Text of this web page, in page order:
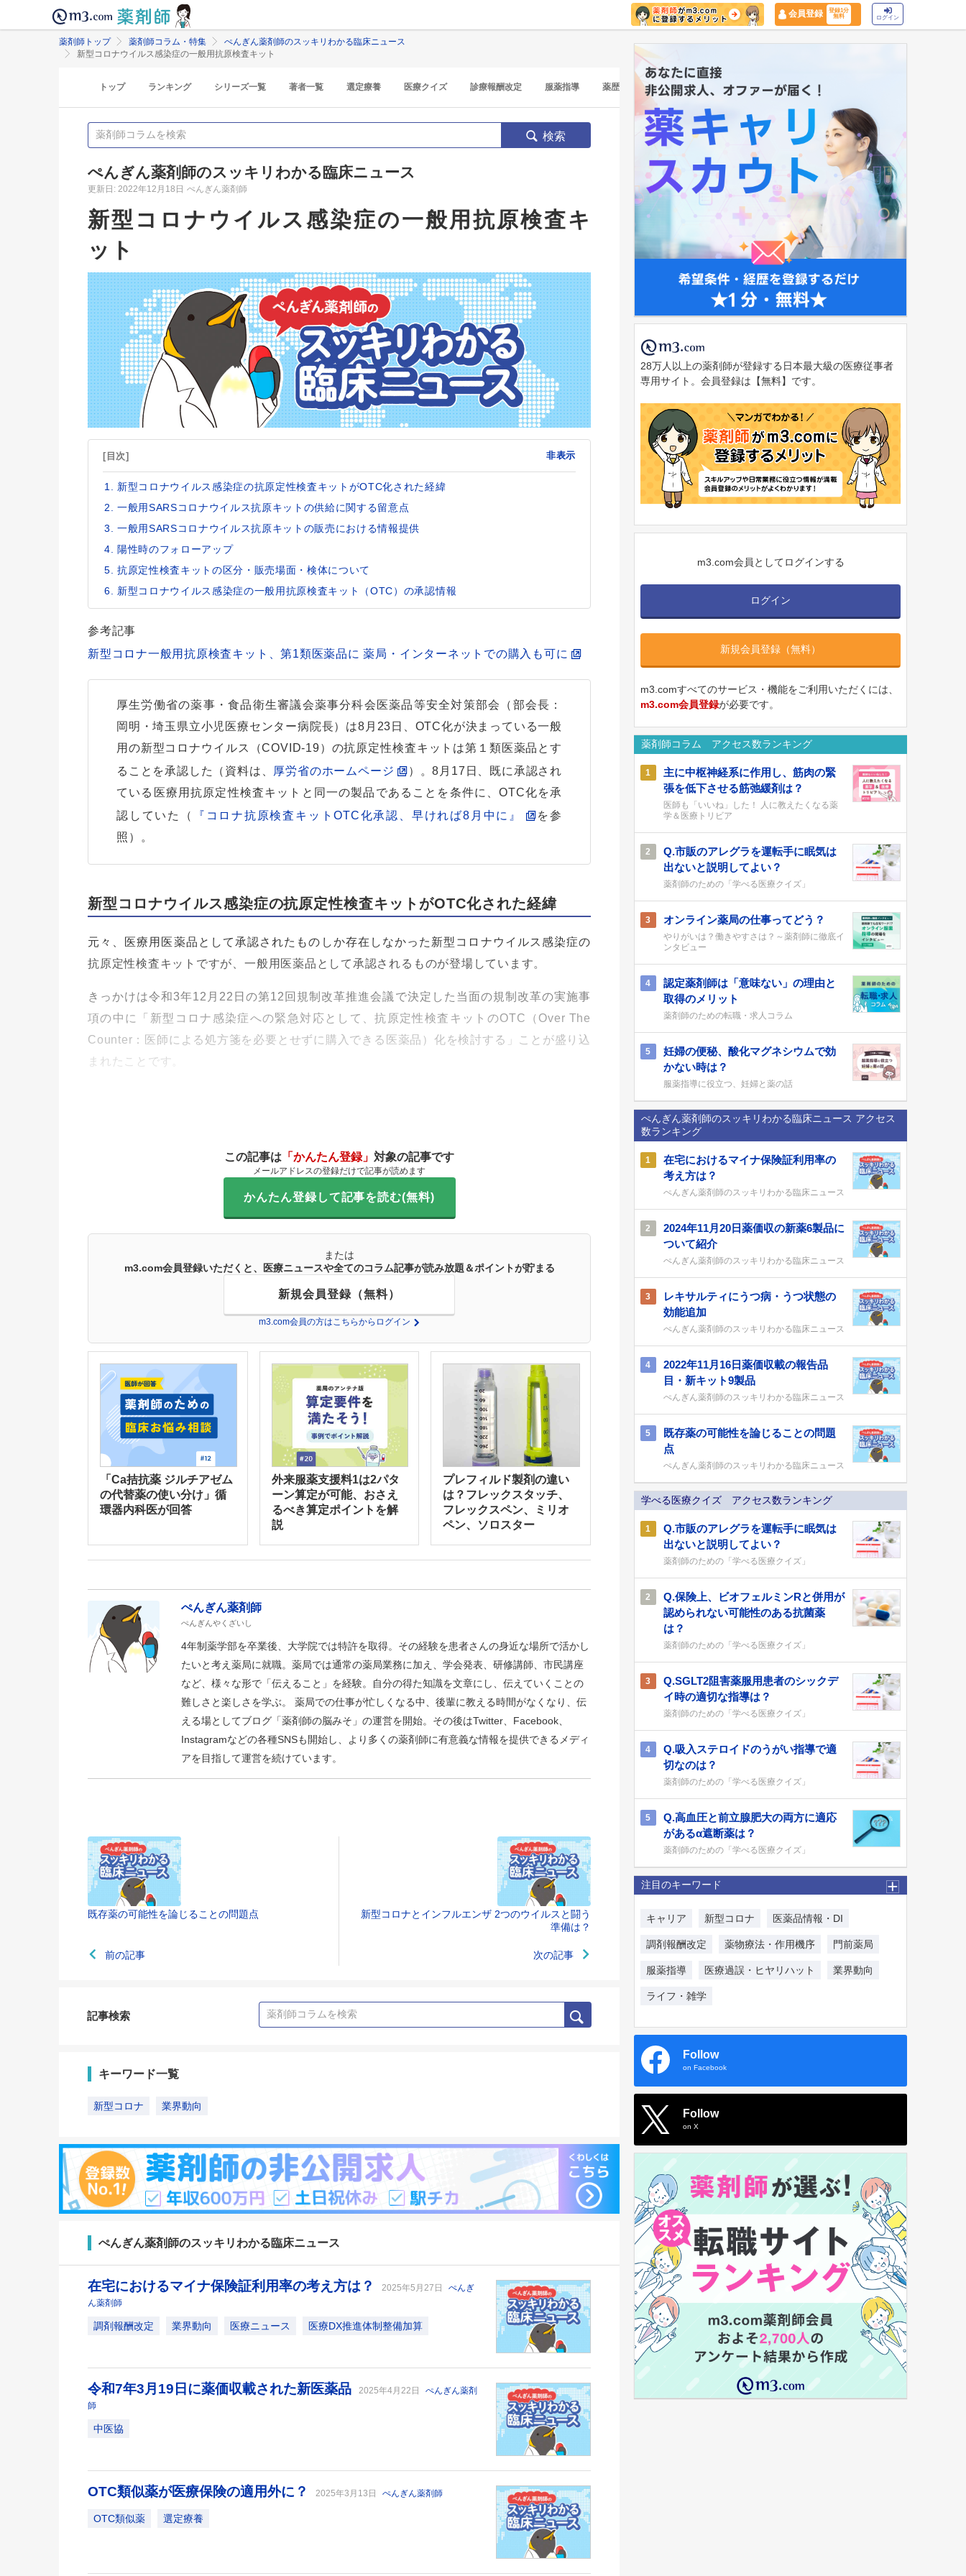
会員登録
登録1分
無料
ログイン
薬剤師トップ 薬剤師コラム・特集
ぺんぎん薬剤師のスッキリわかる臨床ニュース
新型コロナウイルス感染症の一般用抗原検査キット
トップ ランキング シリーズ一覧 著者一覧 選定療養 医療クイズ 診療報酬改定 服薬指導 薬歴 マイナ保険証
検索
ぺんぎん薬剤師のスッキリわかる臨床ニュース
更新日: 2022年12月18日 ぺんぎん薬剤師
新型コロナウイルス感染症の一般用抗原検査キ
ット
[目次] 非表示
新型コロナウイルス感染症の抗原定性検査キットがOTC化された経緯
一般用SARSコロナウイルス抗原キットの供給に関する留意点
一般用SARSコロナウイルス抗原キットの販売における情報提供
陽性時のフォローアップ
抗原定性検査キットの区分・販売場面・検体について
新型コロナウイルス感染症の一般用抗原検査キット（OTC）の承認情報
参考記事
新型コロナ一般用抗原検査キット、第1類医薬品に 薬局・インターネットでの購入も可に
厚生労働省の薬事・食品衛生審議会薬事分科会医薬品等安全対策部会（部会長：
岡明・埼玉県立小児医療センター病院長）は8月23日、OTC化が決まっている一般
用の新型コロナウイルス（COVID-19）の抗原定性検査キットは第１類医薬品とす
ることを承認した（資料は、 厚労省のホームページ
）。8月17日、既に承認され
ている医療用抗原定性検査キットと同一の製品であることを条件に、OTC化を承
認していた（
『コロナ抗原検査キットOTC化承認、早ければ8月中に』
を参
照）。
新型コロナウイルス感染症の抗原定性検査キットがOTC化された経緯
元々、医療用医薬品として承認されたものしか存在しなかった新型コロナウイルス感染症の
抗原定性検査キットですが、一般用医薬品として承認されるものが登場しています。
きっかけは令和3年12月22日の第12回規制改革推進会議で決定した当面の規制改革の実施事
項の中に「新型コロナ感染症への緊急対応として、抗原定性検査キットのOTC（Over The
Counter：医師による処方箋を必要とせずに購入できる医薬品）化を検討する」ことが盛り込
まれたことです。
この記事は 「かんたん登録」 対象の記事です
メールアドレスの登録だけで記事が読めます
かんたん登録して記事を読む(無料)
または
m3.com会員登録いただくと、医療ニュースや全てのコラム記事が読み放題＆ポイントが貯まる
新規会員登録（無料）
m3.com会員の方はこちらからログイン
「Ca拮抗薬 ジルチアゼム
の代替薬の使い分け」循
環器内科医が回答
外来服薬支援料1は2パタ
ーン算定が可能、おさえ
るべき算定ポイントを解
説
プレフィルド製剤の違い
は？フレックスタッチ、
フレックスペン、ミリオ
ペン、ソロスター
ぺんぎん薬剤師
ぺんぎんやくざいし
4年制薬学部を卒業後、大学院では特許を取得。その経験を患者さんの身近な場所で活かし
たいと考え薬局に就職。薬局では通常の薬局業務に加え、学会発表、研修講師、市民講座
など、様々な形で「伝えること」を経験。自分の得た知識を文章にし、伝えていくことの
難しさと楽しさを学ぶ。 薬局での仕事が忙しくなる中、後輩に教える時間がなくなり、伝
える場としてブログ「薬剤師の脳みそ」の運営を開始。その後はTwitter、Facebook、
Instagramなどの各種SNSも開始し、より多くの薬剤師に有意義な情報を提供できるメディ
アを目指して運営を続けています。
既存薬の可能性を論じることの問題点
前の記事
新型コロナとインフルエンザ 2つのウイルスと闘う
準備は？
次の記事
記事検索
キーワード一覧
新型コロナ 業界動向
ぺんぎん薬剤師のスッキリわかる臨床ニュース
在宅におけるマイナ保険証利用率の考え方は？ 2025年5月27日
ぺんぎ
ん薬剤師
調剤報酬改定 業界動向 医療ニュース 医療DX推進体制整備加算
令和7年3月19日に薬価収載された新医薬品 2025年4月22日
ぺんぎん薬剤
師
中医協
OTC類似薬が医療保険の適用外に？ 2025年3月13日 ぺんぎん薬剤師
OTC類似薬 選定療養
28万人以上の薬剤師が登録する日本最大級の医療従事者
専用サイト。会員登録は【無料】です。
m3.com会員としてログインする
ログイン
新規会員登録（無料）
m3.comすべてのサービス・機能をご利用いただくには、
m3.com会員登録が必要です。
薬剤師コラム アクセス数ランキング
1
主に中枢神経系に作用し、筋肉の緊
張を低下させる筋弛緩剤は？
医師も「いいね」した！ 人に教えたくなる薬
学＆医療トリビア
2
Q.市販のアレグラを運転手に眠気は
出ないと説明してよい？
薬剤師のための「学べる医療クイズ」
3 オンライン薬局の仕事ってどう？
やりがいは？働きやすさは？～薬剤師に徹底イ
ンタビュー
4
認定薬剤師は「意味ない」の理由と
取得のメリット
薬剤師のための転職・求人コラム
5
妊婦の便秘、酸化マグネシウムで効
かない時は？
服薬指導に役立つ、妊婦と薬の話
ぺんぎん薬剤師のスッキリわかる臨床ニュース アクセス
数ランキング
1
在宅におけるマイナ保険証利用率の
考え方は？
ぺんぎん薬剤師のスッキリわかる臨床ニュース
2
2024年11月20日薬価収の新薬6製品に
ついて紹介
ぺんぎん薬剤師のスッキリわかる臨床ニュース
3
レキサルティにうつ病・うつ状態の
効能追加
ぺんぎん薬剤師のスッキリわかる臨床ニュース
4
2022年11月16日薬価収載の報告品
目・新キット9製品
ぺんぎん薬剤師のスッキリわかる臨床ニュース
5
既存薬の可能性を論じることの問題
点
ぺんぎん薬剤師のスッキリわかる臨床ニュース
学べる医療クイズ アクセス数ランキング
1
Q.市販のアレグラを運転手に眠気は
出ないと説明してよい？
薬剤師のための「学べる医療クイズ」
2
Q.保険上、ビオフェルミンRと併用が
認められない可能性のある抗菌薬
は？
薬剤師のための「学べる医療クイズ」
3
Q.SGLT2阻害薬服用患者のシックデ
イ時の適切な指導は？
薬剤師のための「学べる医療クイズ」
4
Q.吸入ステロイドのうがい指導で適
切なのは？
薬剤師のための「学べる医療クイズ」
5
Q.高血圧と前立腺肥大の両方に適応
があるα遮断薬は？
薬剤師のための「学べる医療クイズ」
注目のキーワード
キャリア 新型コロナ 医薬品情報・DI
調剤報酬改定 薬物療法・作用機序 門前薬局
服薬指導 医療過誤・ヒヤリハット 業界動向
ライフ・雑学
Follow
on Facebook
Follow
on X